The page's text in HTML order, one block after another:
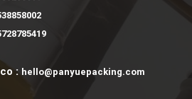
: hello@panyuepacking.com